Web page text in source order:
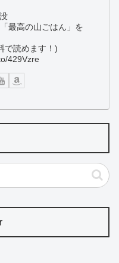
最高の山ごはん」を
で読めます！)
429Vzre